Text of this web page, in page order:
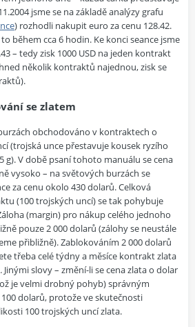
jsme se na základě analýzy grafu
) rozhodli nakupit euro za cenu 128.42.
během cca 6 hodin. Ke konci seance jsme
– tedy zisk 1000 USD na jeden kontrakt
několik kontraktů najednou, zisk se
se zlatem
obchodováno v kontraktech o
(trojská unce přestavuje kousek ryzího
g). V době psaní tohoto manuálu se cena
vysoko – na světových burzách se
za cenu okolo 430 dolarů. Celková
(100 trojských uncí) se tak pohybuje
(margin) pro nákup celého jednoho
pouze 2 000 dolarů (zálohy se neustále
přibližně).Zablokováním 2 000 dolarů
třeba celé týdny a měsíce kontrakt zlata
Jinými slovy – změní-li se cena zlata o dolar
je velmi drobný pohyb) správným
dolarů, protože ve skutečnosti
100 trojských uncí zlata.